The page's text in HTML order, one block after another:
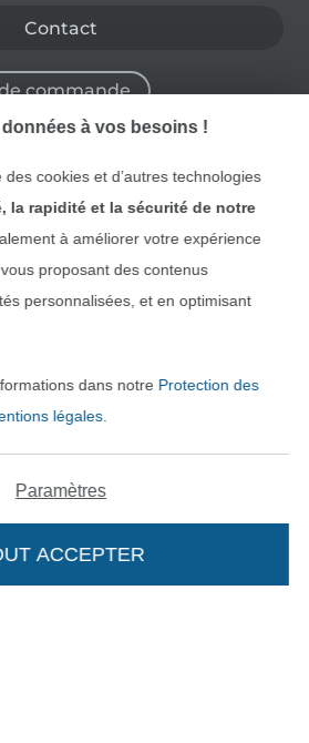
Ajouter à mon panier
Contact
commande
Nederlands
Passer à la boutique
à vos besoins !
des cookies et d’autres technologies
la rapidité et la sécurité de notre
à améliorer votre expérience
proposant des contenus
personnalisées, et en optimisant
dans notre Protection des
légales.
Paramètres
ACCEPTER